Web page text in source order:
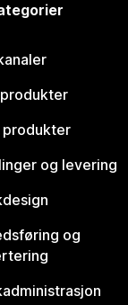
produkter
og levering
og